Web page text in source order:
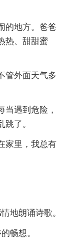
的地方。爸爸
热、甜甜蜜
管外面天气多
当遇到危险，
了。
家里，我总有
地朗诵诗歌。
畅想。